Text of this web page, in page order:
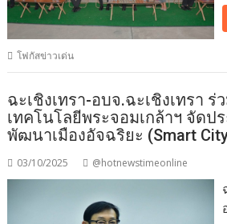
โฟกัสข่าวเด่น
ฉะเชิงเทรา-อบจ.ฉะเชิงเทรา ร่
เทคโนโลยีพระจอมเกล้าฯ จัดป
พัฒนาเมืองอัจฉริยะ (Smart
03/10/2025 @hotnewstimeonline